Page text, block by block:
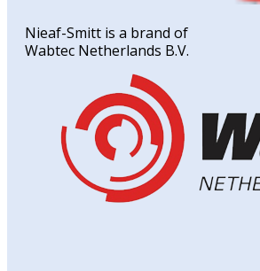
Nieaf-Smitt is a brand of
Wabtec Netherlands B.V.